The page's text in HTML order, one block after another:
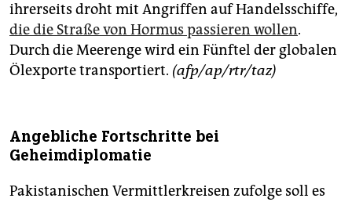
ihrerseits droht mit Angriffen auf Handelsschiffe,
die die Straße von Hormus passieren wollen.
Durch die Meerenge wird ein Fünftel der globalen
Ölexporte transportiert. (afp/ap/rtr/taz)
Angebliche Fortschritte bei
Geheimdiplomatie
Pakistanischen Vermittlerkreisen zufolge soll es